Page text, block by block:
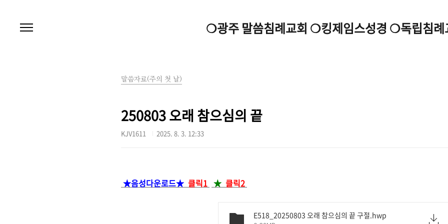
❍광주 말씀침례교회 ❍킹제임스성경 ❍독립침례
말씀자료(주의 첫 날)
250803 오래 참으심의 끝
KJV1611 2025. 8. 3. 12:33
★음성다운로드★ 클릭1 ★ 클릭2
E518_20250803 오래 참으심의 끝 구절.hwp